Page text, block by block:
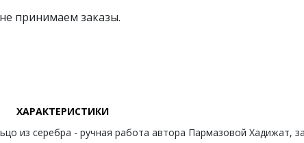
принимаем заказы.
ХАРАКТЕРИСТИКИ
из серебра - ручная работа автора Пармазовой Хадижат,